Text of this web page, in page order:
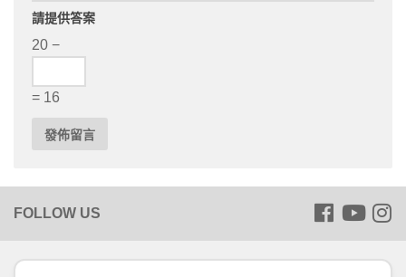
請提供答案
20 −
= 16